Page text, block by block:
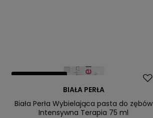
Nasz bestseller
BIAŁA PERŁA
Biała Perła Wybielająca pasta do zębów
Intensywna Terapia 75 ml